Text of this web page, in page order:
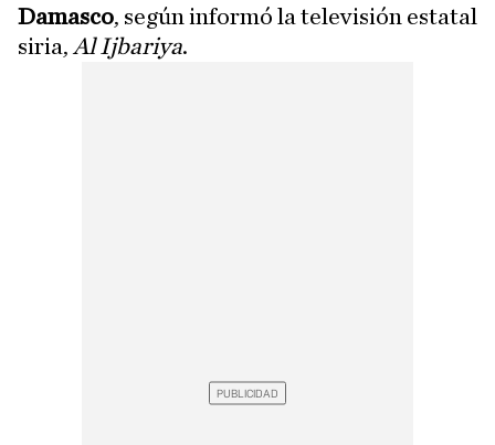
Damasco, según informó la televisión estatal
siria, Al Ijbariya.